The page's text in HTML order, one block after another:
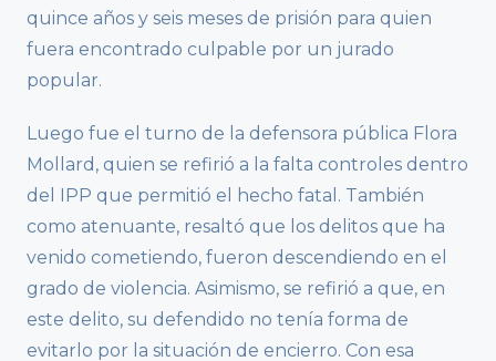
quince años y seis meses de prisión para quien
fuera encontrado culpable por un jurado
popular.
Luego fue el turno de la defensora pública Flora
Mollard, quien se refirió a la falta controles dentro
del IPP que permitió el hecho fatal. También
como atenuante, resaltó que los delitos que ha
venido cometiendo, fueron descendiendo en el
grado de violencia. Asimismo, se refirió a que, en
este delito, su defendido no tenía forma de
evitarlo por la situación de encierro. Con esa